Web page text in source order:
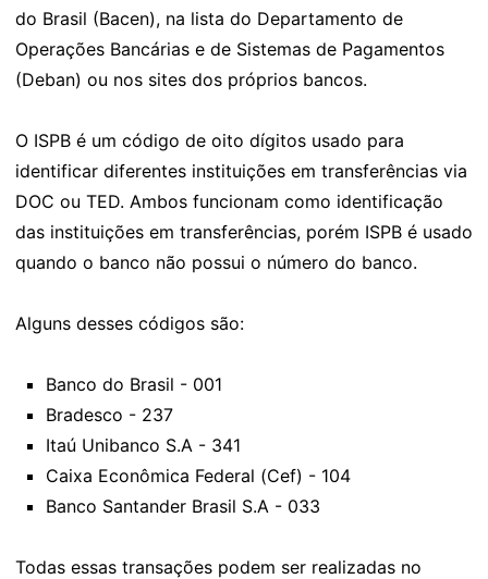
do Brasil (Bacen), na lista do Departamento de
Operações Bancárias e de Sistemas de Pagamentos
(Deban) ou nos sites dos próprios bancos.
O ISPB é um código de oito dígitos usado para
identificar diferentes instituições em transferências via
DOC ou TED. Ambos funcionam como identificação
das instituições em transferências, porém ISPB é usado
quando o banco não possui o número do banco.
Alguns desses códigos são:
Banco do Brasil - 001
Bradesco - 237
Itaú Unibanco S.A - 341
Caixa Econômica Federal (Cef) - 104
Banco Santander Brasil S.A - 033
Todas essas transações podem ser realizadas no